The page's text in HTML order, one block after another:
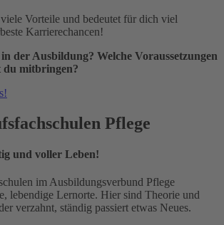
Vorteile und bedeutet für dich viel
Karrierechancen!
der Ausbildung? Welche Voraussetzungen
du mitbringen?
Pflege
und voller Leben!
im Ausbildungsverbund Pflege
lebendige Lernorte. Hier sind Theorie und
verzahnt, ständig passiert etwas Neues.